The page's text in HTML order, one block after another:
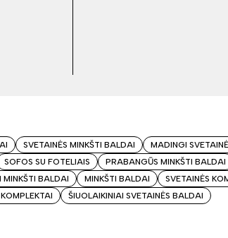
SVETAINĖS MINKŠTI BALDAI MADINGI
SOFOS SU FOTELIAIS PRABANGŪS MINKŠTI BALDAI
MINKŠTI BALDAI MINKŠTI BALDAI SVETAINĖS
ŠIUOLAIKINIAI SVETAINĖS BALDAI